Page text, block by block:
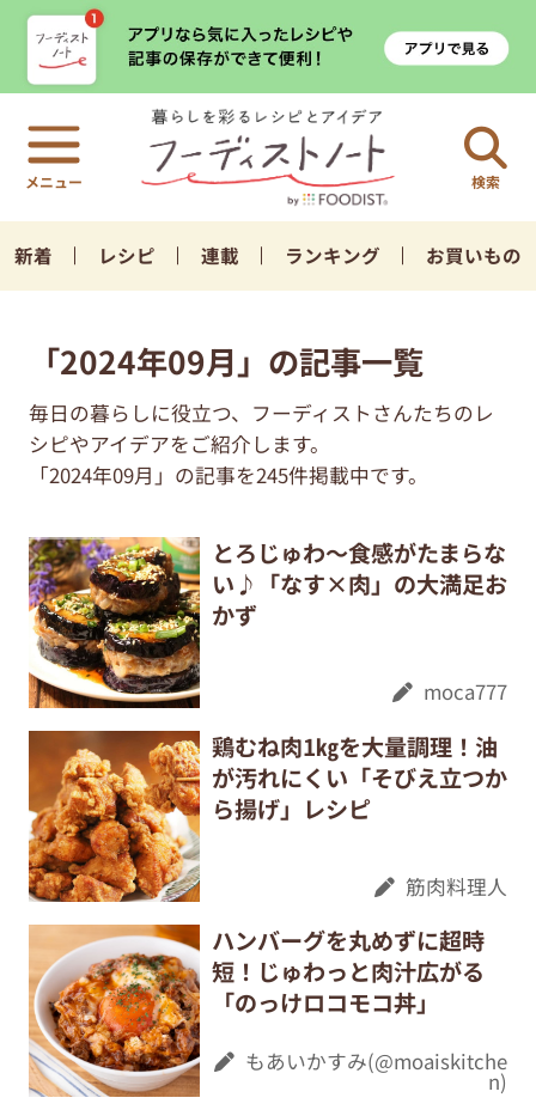
検索
新着 レシピ 連載 ランキング お買いもの
「2024年09月」の記事一覧
毎日の暮らしに役立つ、フーディストさんたちのレ
シピやアイデアをご紹介します。
「2024年09月」の記事を245件掲載中です。
とろじゅわ〜食感がたまらな
い♪「なす×肉」の大満足お
かず
moca777
鶏むね肉1㎏を大量調理！油
が汚れにくい「そびえ立つか
ら揚げ」レシピ
筋肉料理人
ハンバーグを丸めずに超時
短！じゅわっと肉汁広がる
「のっけロコモコ丼」
もあいかすみ(@moaiskitche
n)